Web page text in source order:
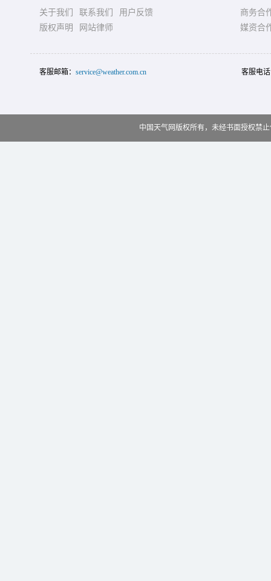
关于我们 联系我们
用户反馈
版权声明
网站律师
商务合
媒资合
客服邮箱： service@weather.com.cn 客服电
中国天气网版权所有，未经书面授权